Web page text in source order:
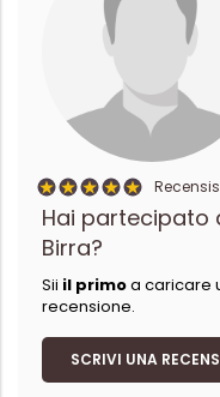
Hai partecipato
Birra?
Sii il primoa caricare
recensione.
SCRIVI UNA